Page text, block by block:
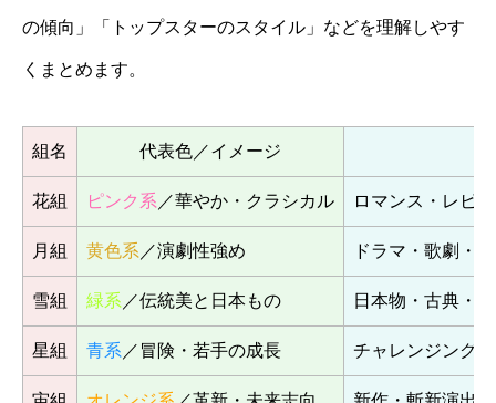
の傾向」「トップスターのスタイル」などを理解しやす
くまとめます。
組名 代表色／イメージ
花組 ピンク系 ／華やか・クラシカル ロマンス・レビ
月組 黄色系 ／演劇性強め ドラマ・歌劇・
雪組 緑系 ／伝統美と日本もの 日本物・古典・
星組 青系 ／冒険・若手の成長 チャレンジング